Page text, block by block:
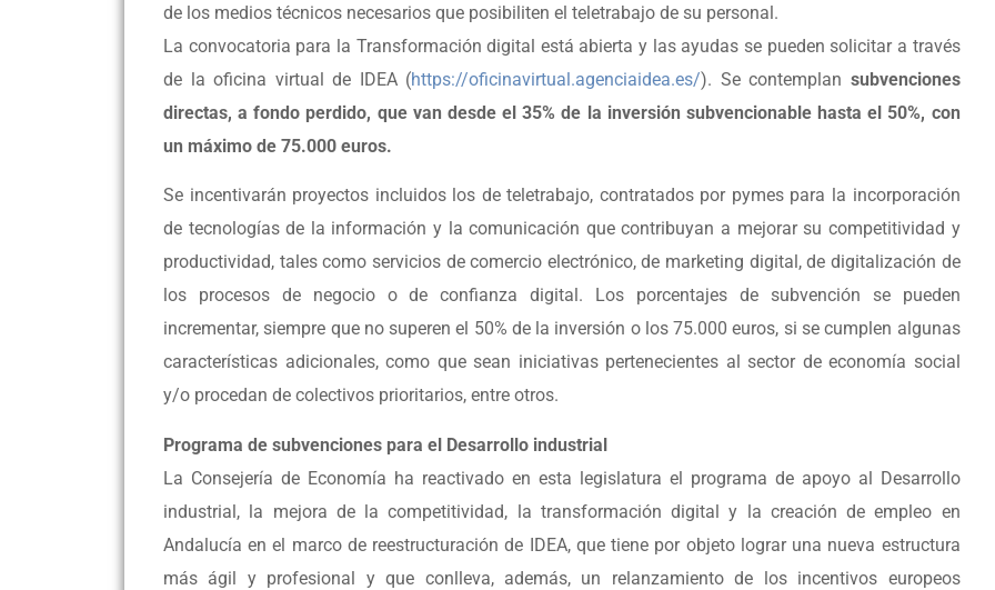
de los medios técnicos necesarios que posibiliten el teletrabajo de su personal.
La convocatoria para la Transformación digital está abierta y las ayudas se pueden solicitar a través
de la oficina virtual de IDEA (https://oficinavirtual.agenciaidea.es/). Se contemplan subvenciones
directas, a fondo perdido, que van desde el 35% de la inversión subvencionable hasta el 50%, con
un máximo de 75.000 euros.
Se incentivarán proyectos incluidos los de teletrabajo, contratados por pymes para la incorporación
de tecnologías de la información y la comunicación que contribuyan a mejorar su competitividad y
productividad, tales como servicios de comercio electrónico, de marketing digital, de digitalización de
los procesos de negocio o de confianza digital. Los porcentajes de subvención se pueden
incrementar, siempre que no superen el 50% de la inversión o los 75.000 euros, si se cumplen algunas
características adicionales, como que sean iniciativas pertenecientes al sector de economía social
y/o procedan de colectivos prioritarios, entre otros.
Programa de subvenciones para el Desarrollo industrial
La Consejería de Economía ha reactivado en esta legislatura el programa de apoyo al Desarrollo
industrial, la mejora de la competitividad, la transformación digital y la creación de empleo en
Andalucía en el marco de reestructuración de IDEA, que tiene por objeto lograr una nueva estructura
más ágil y profesional y que conlleva, además, un relanzamiento de los incentivos europeos